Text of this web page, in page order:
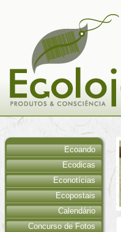
Ecoando
Ecodicas
Econotícias
Ecopostais
Calendário
Concurso de Fotos